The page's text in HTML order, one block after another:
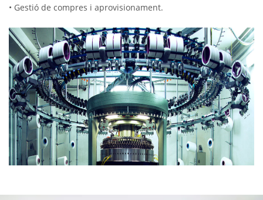
• Gestió de compres i aprovisionament.